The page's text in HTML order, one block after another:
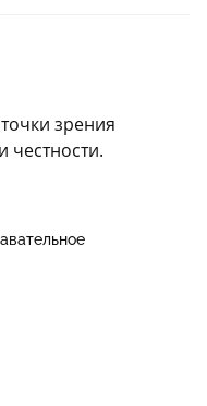
зрения
честности.